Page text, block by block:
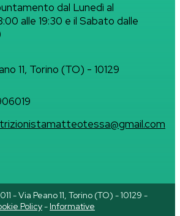
dal Lunedì al
alle 19:30 e il Sabato dalle
11, Torino (TO) - 10129
- Via Peano 11, Torino (TO) - 10129 -
Policy- Informative